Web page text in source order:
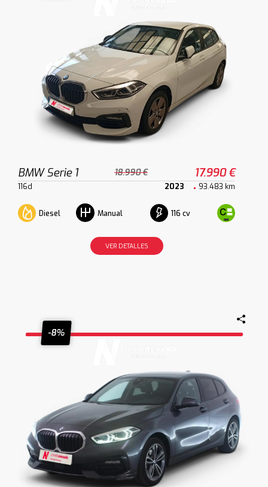
BMW Serie 1 18.990 € 17.990 €
116d 2023 93.483 km
Diesel Manual 116 cv
VER DETALLES
-8%